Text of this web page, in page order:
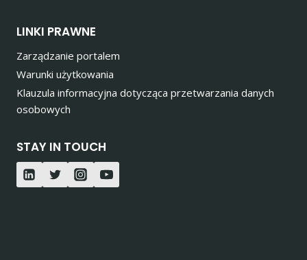
LINKI PRAWNE
Zarządzanie portalem
Warunki użytkowania
Klauzula informacyjna dotycząca przetwarzania danych
osobowych
STAY IN TOUCH